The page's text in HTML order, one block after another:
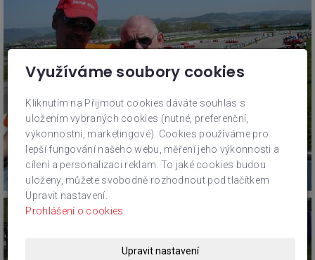
Využíváme soubory cookies
Kliknutím na Přijmout cookies dáváte souhlas s
uložením vybraných cookies (nutné, preferenční,
výkonnostní, marketingové). Cookies používáme pro
lepší fungování našeho webu, měření jeho výkonnosti a
cílení a personalizaci reklam. To jaké cookies budou
uloženy, můžete svobodně rozhodnout pod tlačítkem
Upravit nastavení.
Prohlášení o cookies.
Upravit nastavení